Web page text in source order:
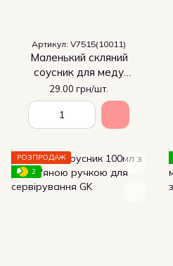
Артикул: V7515(10011)
Маленький скляний
соусник для меду
Luminarc Stackable 6 см
29.00 грн/шт.
РОЗПРОДАЖ
2